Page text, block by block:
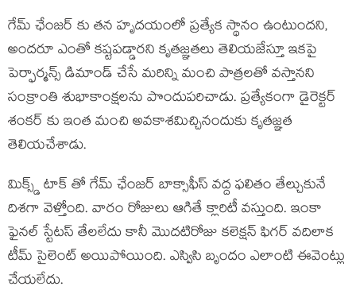
గేమ్ ఛేంజర్ కు తన హృదయంలో ప్రత్యేక స్థానం ఉంటుందని,
అందరూ ఎంతో కష్టపడ్డారని కృతజ్ఞతలు తెలియజేస్తూ ఇకపై
పెర్ఫార్మన్స్ డిమాండ్ చేసే మరిన్ని మంచి పాత్రలతో వస్తానని
సంక్రాంతి శుభాకాంక్షలను పొందుపరిచాడు. ప్రత్యేకంగా డైరెక్టర్
శంకర్ కు ఇంత మంచి అవకాశమిచ్చినందుకు కృతజ్ఞత
తెలియచేశాడు.
మిక్స్డ్ టాక్ తో గేమ్ ఛేంజర్ బాక్సాఫీస్ వద్ద ఫలితం తేల్చుకునే
దిశగా వెళ్తోంది. వారం రోజులు ఆగితే క్లారిటీ వస్తుంది. ఇంకా
ఫైనల్ స్టేటస్ తేలలేదు కానీ మొదటిరోజు కలెక్షన్ ఫిగర్ వదిలాక
టీమ్ సైలెంట్ అయిపోయింది. ఎస్విసి బృందం ఎలాంటి ఈవెంట్లు
చేయలేదు.